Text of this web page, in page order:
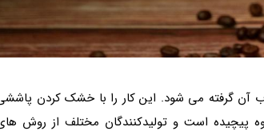
آب آن گرفته می شود. این کار را با خشک کردن
پیچیده است و تولیدکنندگان مختلف از روش